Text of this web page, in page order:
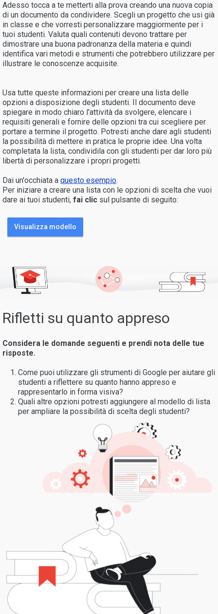
Adesso tocca a te metterti alla prova creando una nuova copia
di un documento da condividere. Scegli un progetto che usi già
in classe e che vorresti personalizzare maggiormente per i
tuoi studenti. Valuta quali contenuti devono trattare per
dimostrare una buona padronanza della materia e quindi
identifica vari metodi e strumenti che potrebbero utilizzare per
illustrare le conoscenze acquisite.
Usa tutte queste informazioni per creare una lista delle
opzioni a disposizione degli studenti. Il documento deve
spiegare in modo chiaro l'attività da svolgere, elencare i
requisiti generali e fornire delle opzioni tra cui scegliere per
portare a termine il progetto. Potresti anche dare agli studenti
la possibilità di mettere in pratica le proprie idee. Una volta
completata la lista, condividila con gli studenti per dar loro più
libertà di personalizzare i propri progetti.
Dai un'occhiata a questo esempio.
Per iniziare a creare una lista con le opzioni di scelta che vuoi
dare ai tuoi studenti, fai clic sul pulsante di seguito:
Visualizza modello
Rifletti su quanto appreso
Considera le domande seguenti e prendi nota delle tue
risposte.
Come puoi utilizzare gli strumenti di Google per aiutare gli
studenti a riflettere su quanto hanno appreso e
rappresentarlo in forma visiva?
Quali altre opzioni potresti aggiungere al modello di lista
per ampliare la possibilità di scelta degli studenti?